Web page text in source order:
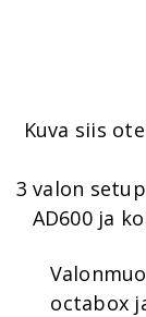
Kuva siis
3 valon
AD600 ja
octabox